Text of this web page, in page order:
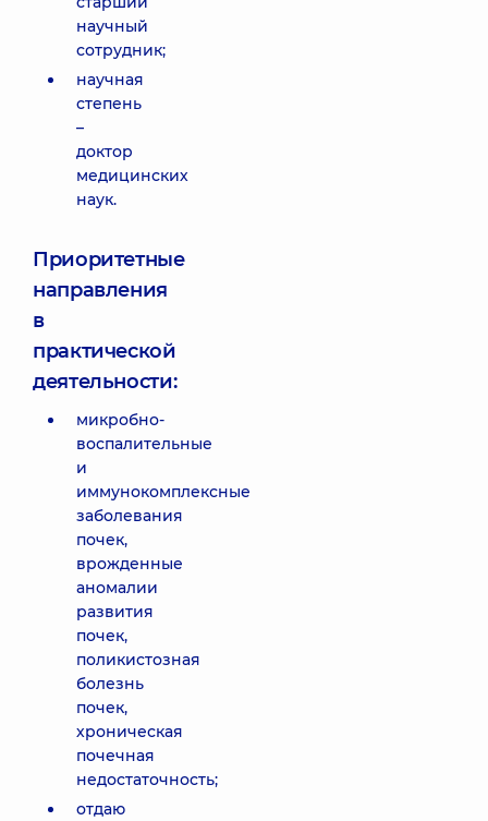
научный
сотрудник;
научная
степень
–
доктор
медицинских
наук.
Приоритетные
направления
в
практической
деятельности:
микробно-
воспалительные
и
иммунокомплексные
заболевания
почек,
врожденные
аномалии
развития
почек,
поликистозная
болезнь
почек,
хроническая
почечная
недостаточность;
отдаю